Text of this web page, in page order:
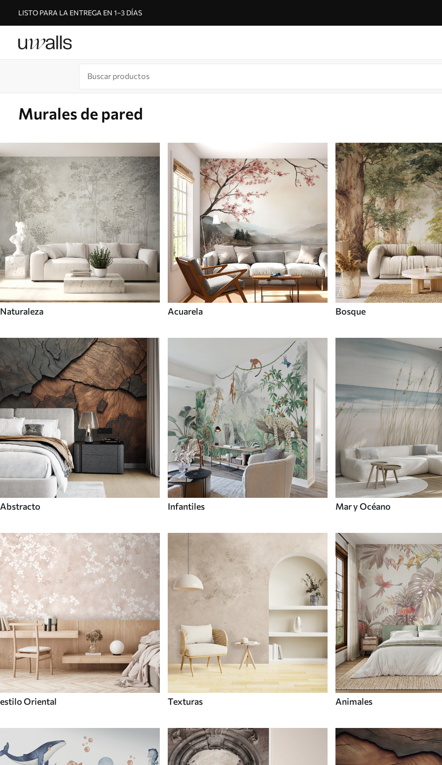
LISTO PARA LA ENTREGA EN 1–3 DÍAS
Murales de pared
Naturaleza Acuarela Bosque
Abstracto Infantiles Mar y Océano
estilo Oriental Texturas Animales